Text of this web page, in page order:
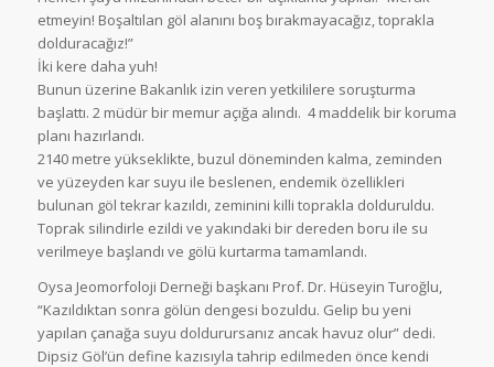
etmeyin! Boşaltılan göl alanını boş bırakmayacağız, toprakla
dolduracağız!”
İki kere daha yuh!
Bunun üzerine Bakanlık izin veren yetkililere soruşturma
başlattı. 2 müdür bir memur açığa alındı. 4 maddelik bir koruma
planı hazırlandı.
2140 metre yükseklikte, buzul döneminden kalma, zeminden
ve yüzeyden kar suyu ile beslenen, endemik özellikleri
bulunan göl tekrar kazıldı, zeminini killi toprakla dolduruldu.
Toprak silindirle ezildi ve yakındaki bir dereden boru ile su
verilmeye başlandı ve gölü kurtarma tamamlandı.
Oysa Jeomorfoloji Derneği başkanı Prof. Dr. Hüseyin Turoğlu,
“Kazıldıktan sonra gölün dengesi bozuldu. Gelip bu yeni
yapılan çanağa suyu doldurursanız ancak havuz olur” dedi.
Dipsiz Göl’ün define kazısıyla tahrip edilmeden önce kendi